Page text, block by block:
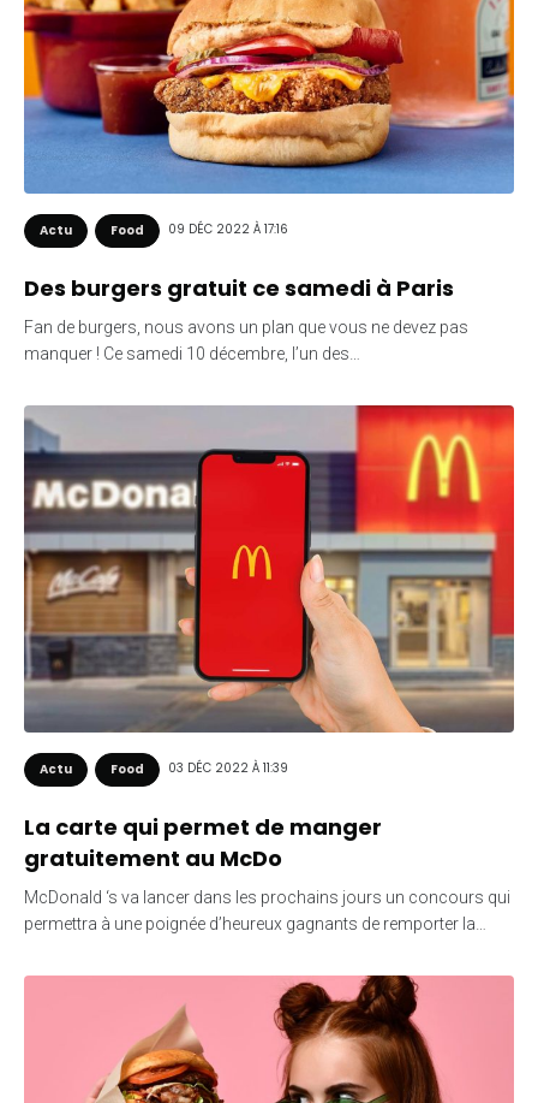
Actu Food 09 DÉC 2022 À 17:16
Des burgers gratuit ce samedi à Paris
Fan de burgers, nous avons un plan que vous ne devez pas
manquer ! Ce samedi 10 décembre, l’un des…
Actu Food 03 DÉC 2022 À 11:39
La carte qui permet de manger
gratuitement au McDo
McDonald ‘s va lancer dans les prochains jours un concours qui
permettra à une poignée d’heureux gagnants de remporter la…